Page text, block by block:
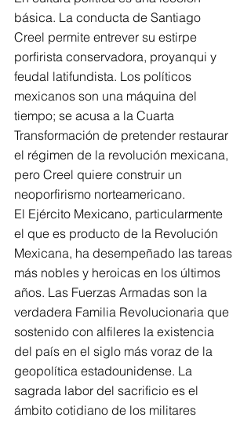
básica. La conducta de Santiago
Creel permite entrever su estirpe
porfirista conservadora, proyanqui y
feudal latifundista. Los políticos
mexicanos son una máquina del
tiempo; se acusa a la Cuarta
Transformación de pretender restaurar
el régimen de la revolución mexicana,
pero Creel quiere construir un
neoporfirismo norteamericano.
El Ejército Mexicano, particularmente
el que es producto de la Revolución
Mexicana, ha desempeñado las tareas
más nobles y heroicas en los últimos
años. Las Fuerzas Armadas son la
verdadera Familia Revolucionaria que
sostenido con alfileres la existencia
del país en el siglo más voraz de la
geopolítica estadounidense. La
sagrada labor del sacrificio es el
ámbito cotidiano de los militares